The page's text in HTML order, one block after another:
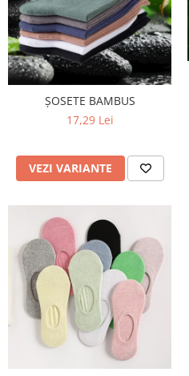
ȘOSETE BAMBUS
17,29 Lei
VEZI VARIANTE